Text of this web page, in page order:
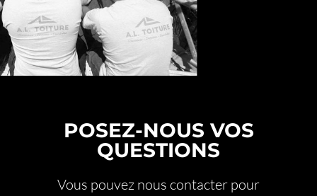
POSEZ-NOUS VOS
QUESTIONS
Vous pouvez nous contacter pour